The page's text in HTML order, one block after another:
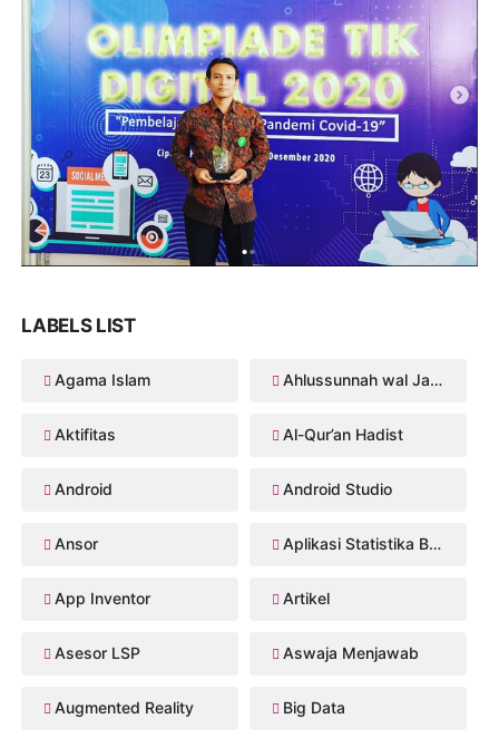
LABELS LIST
Agama Islam Ahlussunnah wal Jama'ah
Aktifitas Al-Qur’an Hadist
Android Android Studio
Ansor Aplikasi Statistika Bayesian
App Inventor Artikel
Asesor LSP Aswaja Menjawab
Augmented Reality Big Data